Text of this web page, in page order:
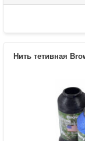
Нить тетивная